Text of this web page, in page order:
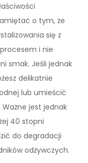
o tym, że
się z
i nie
smak. Jeśli jednak
delikatnie
lub umieścić
jest jednak
40 stopni
do degradacji
odżywczych.